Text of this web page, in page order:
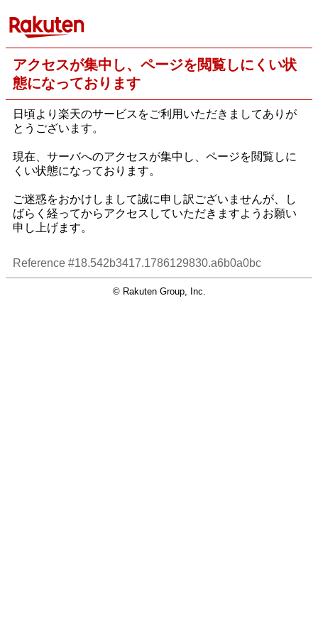
アクセスが集中し、ページを閲覧しにくい状
態になっております
日頃より楽天のサービスをご利用いただきましてありが
とうございます。
現在、サーバへのアクセスが集中し、ページを閲覧しに
くい状態になっております。
ご迷惑をおかけしまして誠に申し訳ございませんが、し
ばらく経ってからアクセスしていただきますようお願い
申し上げます。
Reference #18.542b3417.1786129830.a6b0a0bc
© Rakuten Group, Inc.